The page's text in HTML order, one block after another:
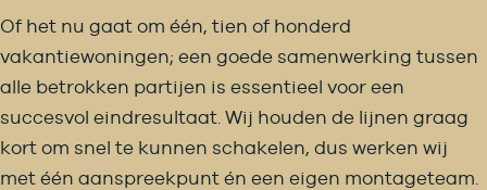
Of het nu gaat om één, tien of honderd
vakantiewoningen; een goede samenwerking tussen
alle betrokken partijen is essentieel voor een
succesvol eindresultaat. Wij houden de lijnen graag
kort om snel te kunnen schakelen, dus werken wij
met één aanspreekpunt én een eigen montageteam.